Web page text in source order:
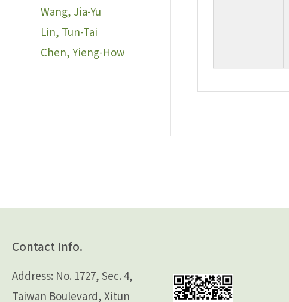
Wang, Jia-Yu
Lin, Tun-Tai
Chen, Yieng-How
Contact Info.
Address: No. 1727, Sec. 4,
Taiwan Boulevard, Xitun